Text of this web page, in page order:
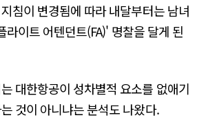
침이 변경됨에 따라 내달부터는 남녀
라이트 어텐던트(FA)' 명찰을 달게 된
대한항공이 성차별적 요소를 없애기
것이 아니냐는 분석도 나왔다.